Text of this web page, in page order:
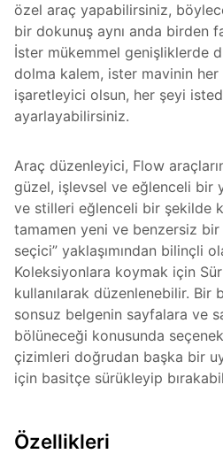
özel araç yapabilirsiniz,
bir dokunuş aynı anda birden
İster mükemmel genişliklerde
dolma kalem, ister mavinin
işaretleyici olsun, her şeyi
ayarlayabilirsiniz.
Araç düzenleyici, Flow
güzel, işlevsel ve eğlenceli bir
ve stilleri eğlenceli bir şekilde
tamamen yeni ve benzersiz bir
seçici” yaklaşımından bilinçli
Koleksiyonlara koymak için
kullanılarak düzenlenebilir. Bir
sonsuz belgenin sayfalara ve
bölüneceği konusunda
çizimleri doğrudan başka bir
için basitçe sürükleyip
Özellikleri